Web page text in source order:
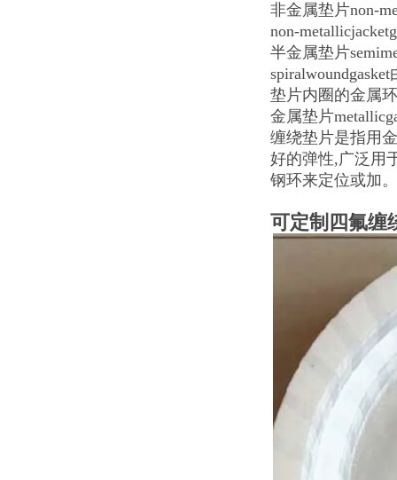
非金属垫片non-
non-
半金属垫片
垫片内圈的金属
金属垫片
缠绕垫片是指用
好的弹性,广泛用
钢环来定位或加。
可定制四氟缠